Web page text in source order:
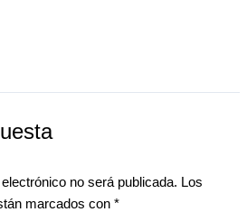
no será publicada. Los
marcados con *